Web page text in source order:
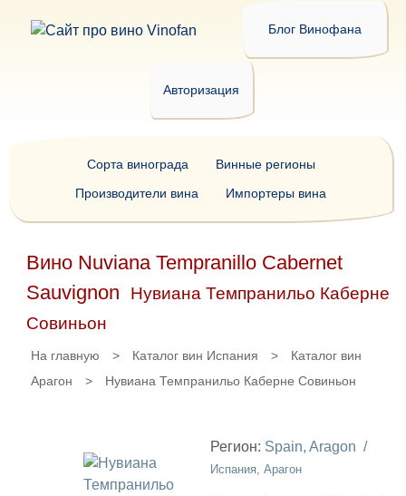
Блог Винофана
Авторизация
Вино Nuviana Tempranillo Cabernet
Sauvignon
Нувиана Темпранильо Каберне
Совиньон
На главную > Каталог вин Испания >
Каталог вин
Арагон
> Нувиана Темпранильо Каберне Совиньон
Регион: Spain, Aragon /
Испания, Арагон
Сорта винограда
Винные регионы
Производители вина
Импортеры вина